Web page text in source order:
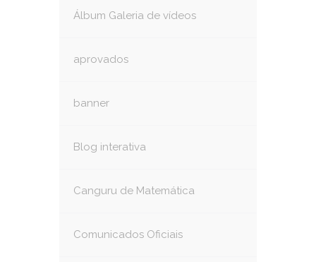
Álbum Galeria de vídeos
aprovados
banner
Blog interativa
Canguru de Matemática
Comunicados Oficiais